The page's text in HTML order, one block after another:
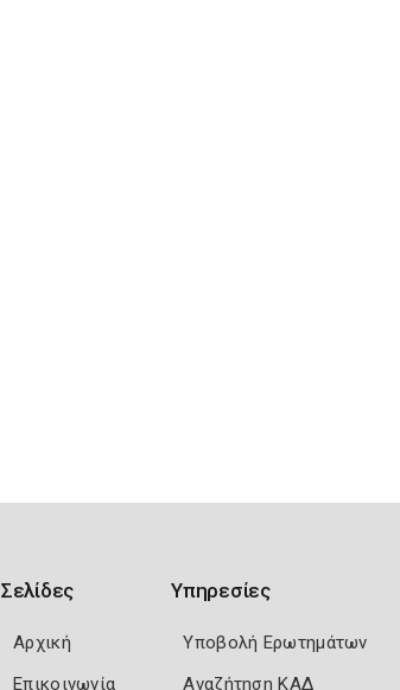
Σελίδες
Αρχική
Επικοινωνία
Υπηρεσίες
Υποβολή Ερωτημάτων
Αναζήτηση ΚΑΔ